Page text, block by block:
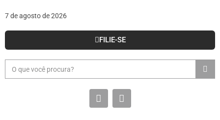
7 de agosto de 2026
FILIE-SE